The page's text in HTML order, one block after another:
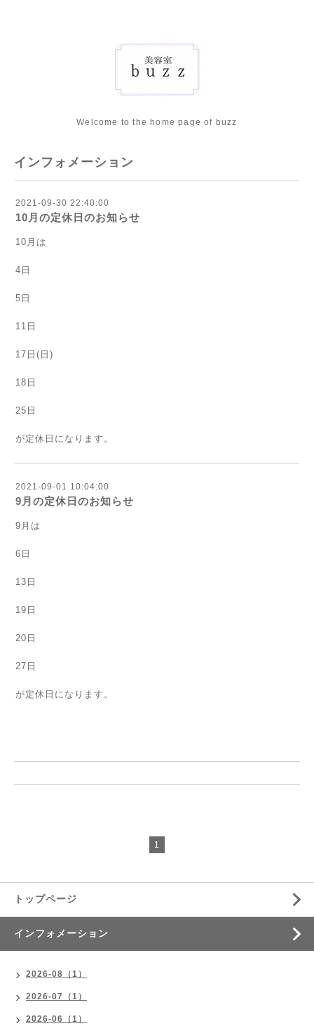
Welcome to the home page of buzz
インフォメーション
2021-09-30 22:40:00
10月の定休日のお知らせ
10月は
4日
5日
11日
17日(日)
18日
25日
が定休日になります。
2021-09-01 10:04:00
9月の定休日のお知らせ
9月は
6日
13日
19日
20日
27日
が定休日になります。
1
トップページ
インフォメーション
2026-08（1）
2026-07（1）
2026-06（1）